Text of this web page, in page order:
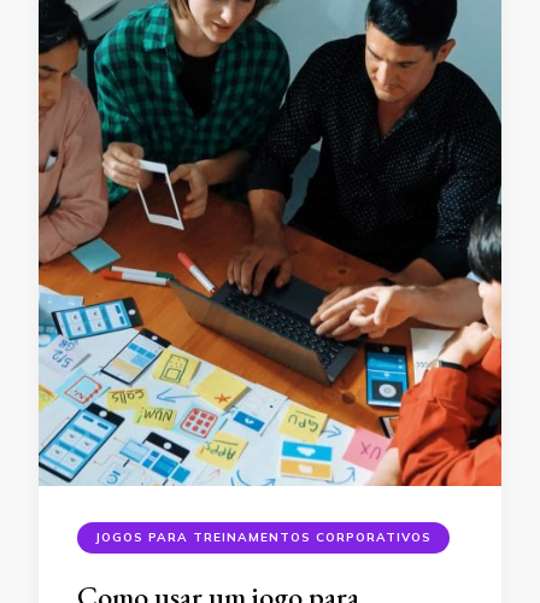
JOGOS PARA TREINAMENTOS CORPORATIVOS